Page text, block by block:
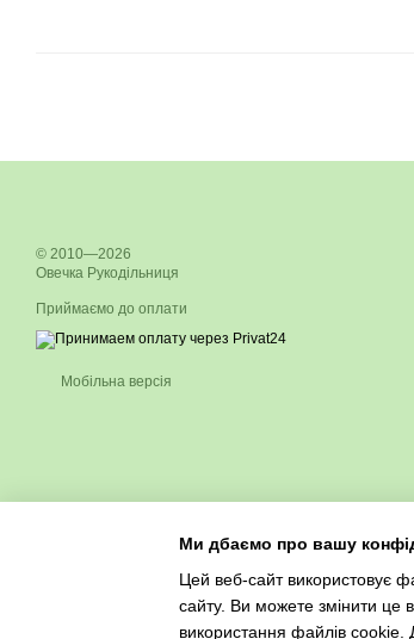
© 2010—2026
Овечка Рукодільниця
Приймаємо до оплати
Мобільна версія
Ми дбаємо про вашу
Цей веб-сайт використовує
сайту. Ви можете змінити це
використання файлів cookie.